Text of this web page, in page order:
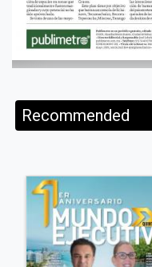
Recommended